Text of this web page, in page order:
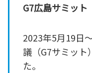
G7広島サミット
2023年5月19日
議（G7サミッ
た。